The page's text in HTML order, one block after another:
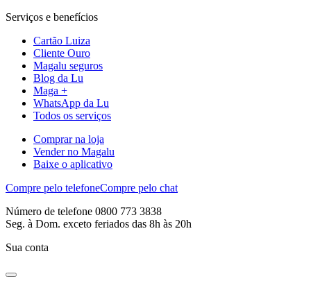
Serviços e benefícios
Cartão Luiza
Cliente Ouro
Magalu seguros
Blog da Lu
Maga +
WhatsApp da Lu
Todos os serviços
Comprar na loja
Vender no Magalu
Baixe o aplicativo
Compre pelo telefoneCompre pelo chat
Número de telefone 0800 773 3838
Seg. à Dom. exceto feriados das 8h às 20h
Sua conta